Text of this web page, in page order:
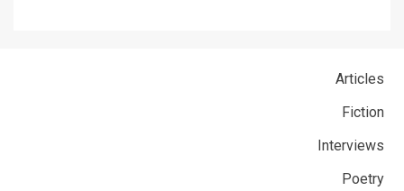
Articles
Fiction
Interviews
Poetry